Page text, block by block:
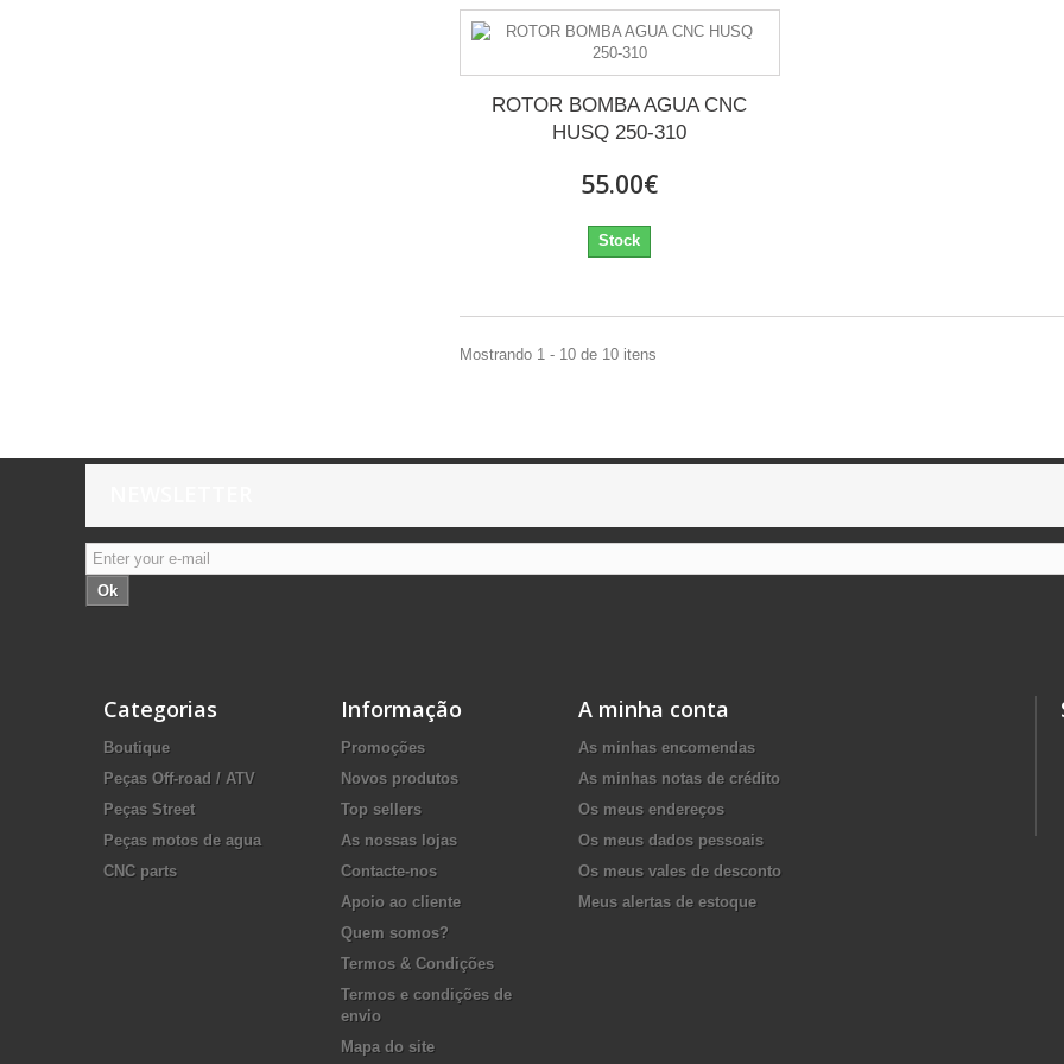
ROTOR BOMBA AGUA CNC
HUSQ 250-310
55.00€
Stock
Mostrando 1 - 10 de 10 itens
Ok
Categorias
Boutique
Peças Off-road / ATV
Peças Street
Peças motos de agua
CNC parts
Informação
Promoções
Novos produtos
Top sellers
As nossas lojas
Contacte-nos
Apoio ao cliente
Quem somos?
Termos & Condições
Termos e condições de
envio
Mapa do site
A minha conta
As minhas encomendas
As minhas notas de crédito
Os meus endereços
Os meus dados pessoais
Os meus vales de desconto
Meus alertas de estoque